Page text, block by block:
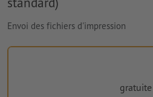
Envoi des fichiers d'impression
gratuite